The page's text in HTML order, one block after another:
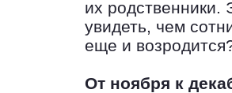
их родственники.
увидеть, чем
еще и
От ноября к